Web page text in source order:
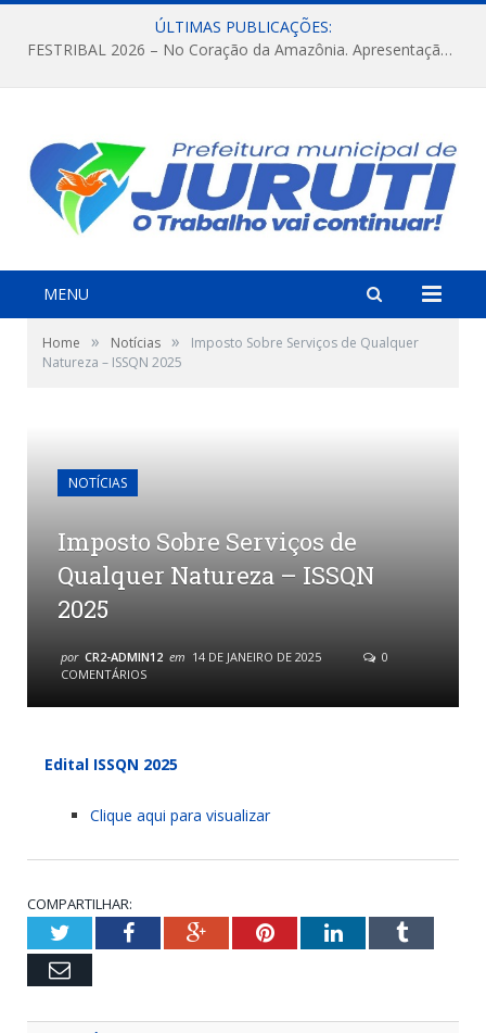
ÚLTIMAS PUBLICAÇÕES:
FESTRIBAL 2026 – No Coração da Amazônia. Apresentação da Munduruku.
MENU
Home » Notícias »
Imposto Sobre Serviços de Qualquer
Natureza – ISSQN 2025
NOTÍCIAS
Imposto Sobre Serviços de
Qualquer Natureza – ISSQN
2025
por CR2-ADMIN12 em 14 DE JANEIRO DE 2025
0
COMENTÁRIOS
Edital ISSQN 2025
Clique aqui para visualizar
COMPARTILHAR:
TwitterFacebookGoogle+PinterestLinkedInTumblr
Email